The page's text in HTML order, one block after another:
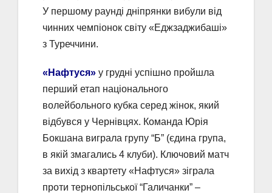
У першому раунді дніпрянки вибули від
чинних чемпіонок світу «Еджзаджибаші»
з Туреччини.
«Нафтуся» у грудні успішно пройшла
перший етап національного
волейбольного кубка серед жінок, який
відбувся у Чернівцях. Команда Юрія
Бокшана виграла групу “Б” (єдина група,
в якій змагались 4 клуби). Ключовий матч
за вихід з квартету «Нафтуся» зіграла
проти тернопільської “Галичанки” –